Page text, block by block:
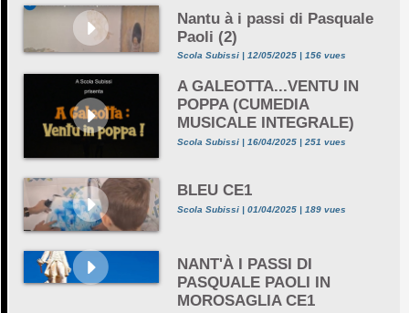
Nantu à i passi di Pasquale
Paoli (2)
Scola Subissi | 12/05/2025 | 156 vues
A GALEOTTA...VENTU IN
POPPA (CUMEDIA
MUSICALE INTEGRALE)
Scola Subissi | 16/04/2025 | 251 vues
BLEU CE1
Scola Subissi | 01/04/2025 | 189 vues
NANT'À I PASSI DI
PASQUALE PAOLI IN
MOROSAGLIA CE1